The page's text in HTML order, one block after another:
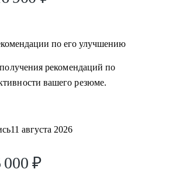
по его улучшению
рекомендаций по
вашего резюме.
11 августа 2026
000 ₽